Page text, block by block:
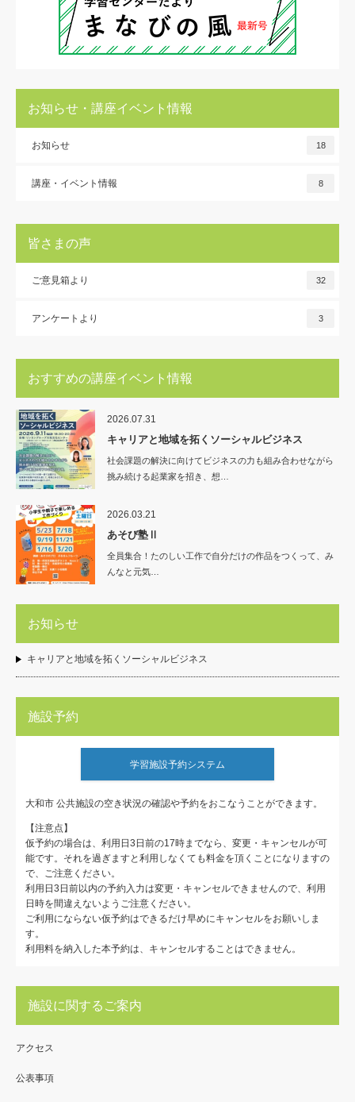
お知らせ・講座イベント情報
お知らせ 18
講座・イベント情報 8
皆さまの声
ご意見箱より 32
アンケートより 3
おすすめの講座イベント情報
2026.07.31
キャリアと地域を拓くソーシャルビジネス
社会課題の解決に向けてビジネスの力も組み合わせながら
挑み続ける起業家を招き、想…
2026.03.21
あそび塾Ⅱ
全員集合！たのしい工作で自分だけの作品をつくって、み
んなと元気…
お知らせ
キャリアと地域を拓くソーシャルビジネス
施設予約
学習施設予約システム
大和市 公共施設の空き状況の確認や予約をおこなうことができます。
【注意点】
仮予約の場合は、利用日3日前の17時までなら、変更・キャンセルが可
能です。それを過ぎますと利用しなくても料金を頂くことになりますの
で、ご注意ください。
利用日3日前以内の予約入力は変更・キャンセルできませんので、利用
日時を間違えないようご注意ください。
ご利用にならない仮予約はできるだけ早めにキャンセルをお願いしま
す。
利用料を納入した本予約は、キャンセルすることはできません。
施設に関するご案内
アクセス
公表事項